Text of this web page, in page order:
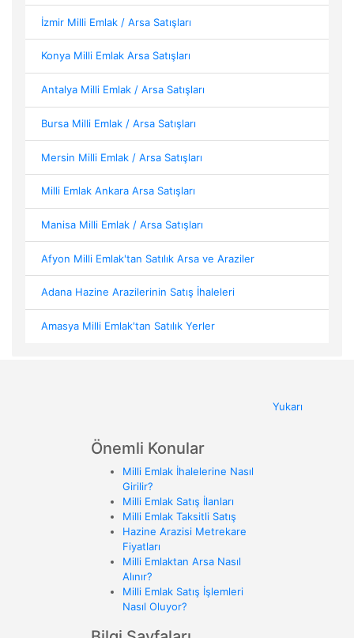
İzmir Milli Emlak / Arsa Satışları
Konya Milli Emlak Arsa Satışları
Antalya Milli Emlak / Arsa Satışları
Bursa Milli Emlak / Arsa Satışları
Mersin Milli Emlak / Arsa Satışları
Milli Emlak Ankara Arsa Satışları
Manisa Milli Emlak / Arsa Satışları
Afyon Milli Emlak'tan Satılık Arsa ve Araziler
Adana Hazine Arazilerinin Satış İhaleleri
Amasya Milli Emlak'tan Satılık Yerler
Yukarı
Önemli Konular
Milli Emlak İhalelerine Nasıl
Girilir?
Milli Emlak Satış İlanları
Milli Emlak Taksitli Satış
Hazine Arazisi Metrekare
Fiyatları
Milli Emlaktan Arsa Nasıl
Alınır?
Milli Emlak Satış İşlemleri
Nasıl Oluyor?